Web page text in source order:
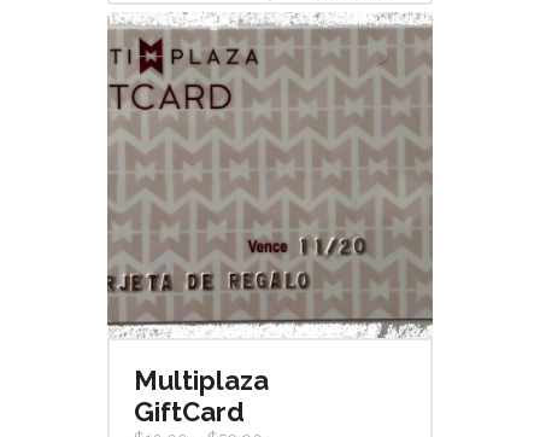
Multiplaza
GiftCard